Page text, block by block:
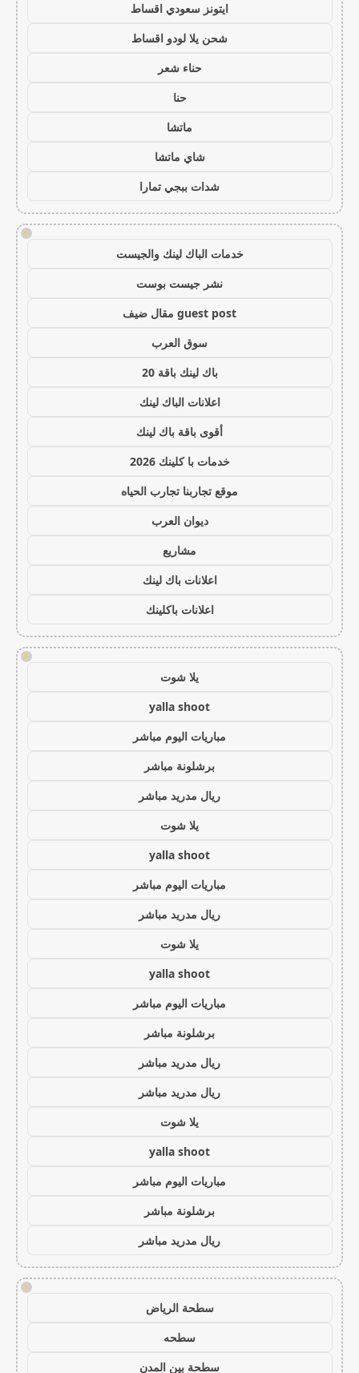
ايتونز سعودي اقساط
شحن يلا لودو اقساط
حناء شعر
حنا
ماتشا
شاي ماتشا
شدات ببجي تمارا
!
خدمات الباك لينك والجيست
نشر جيست بوست
guest post مقال ضيف
سوق العرب
باك لينك باقة 20
اعلانات الباك لينك
أقوى باقة باك لينك
خدمات با كلينك 2026
موقع تجاربنا تجارب الحياه
ديوان العرب
مشاريع
اعلانات باك لينك
اعلانات باكلينك
!
يلا شوت
yalla shoot
مباريات اليوم مباشر
برشلونة مباشر
ريال مدريد مباشر
يلا شوت
yalla shoot
مباريات اليوم مباشر
ريال مدريد مباشر
يلا شوت
yalla shoot
مباريات اليوم مباشر
برشلونة مباشر
ريال مدريد مباشر
ريال مدريد مباشر
يلا شوت
yalla shoot
مباريات اليوم مباشر
برشلونة مباشر
ريال مدريد مباشر
!
سطحة الرياض
سطحه
سطحة بين المدن